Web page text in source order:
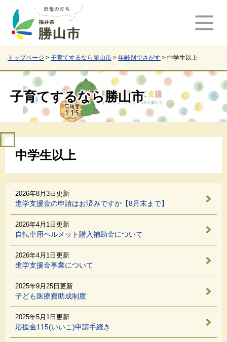
で
ば
へ
トップページ > 子育てするなら勝山市 > 年齢別でさがす > 中学生以上
子育てするなら勝山市
中学生以上
進学支援金の申請はお済みですか【8月末まで】
2026年8月3日更新
自転車用ヘルメット購入補助金について
2026年4月1日更新
進学支援金事業について
2026年4月1日更新
子ども医療費助成制度
2025年9月25日更新
応援金115(いいこ)申請手続き
2025年5月1日更新